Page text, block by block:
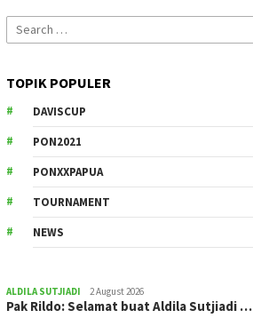
Search
for:
TOPIK POPULER
DAVISCUP
PON2021
PONXXPAPUA
TOURNAMENT
NEWS
ALDILA SUTJIADI 2 August 2026
Pak Rildo: Selamat buat Aldila Sutjiadi …